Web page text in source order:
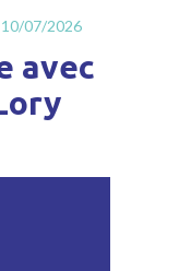
10/07/2026
avec